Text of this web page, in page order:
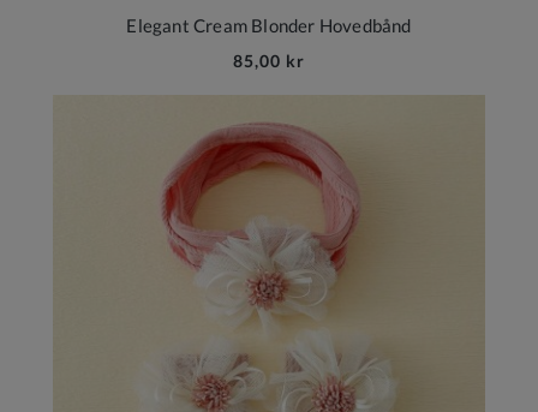
Elegant Cream Blonder Hovedbånd
85,00 kr